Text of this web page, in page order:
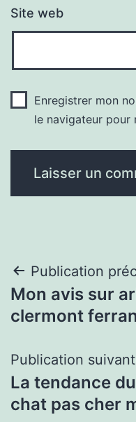
Site web
Enregistrer mon
le navigateur pour
Navigation
de
Publication
Mon avis sur
clermont
Publication
La tendance
chat pas cher